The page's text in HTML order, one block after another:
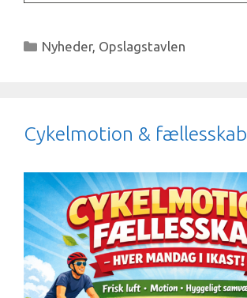
Kategorier
Nyheder, Opslagstavlen
Cykelmotion & fællesskab